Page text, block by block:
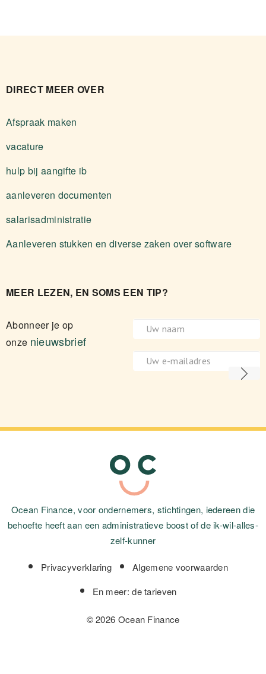
DIRECT MEER OVER
Afspraak maken
vacature
hulp bij aangifte ib
aanleveren documenten
salarisadministratie
Aanleveren stukken en diverse zaken over software
MEER LEZEN, EN SOMS EEN TIP?
Abonneer je op
onze nieuwsbrief
Ocean Finance, voor ondernemers, stichtingen, iedereen die
behoefte heeft aan een administratieve boost of de ik-wil-alles-
zelf-kunner
Privacyverklaring
Algemene voorwaarden
En meer: de tarieven
© 2026 Ocean Finance